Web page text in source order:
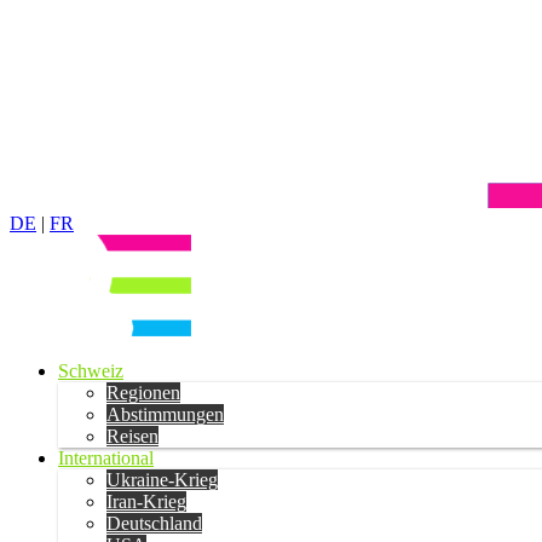
DE | FR
Schweiz
Regionen
Abstimmungen
Reisen
International
Ukraine-Krieg
Iran-Krieg
Deutschland